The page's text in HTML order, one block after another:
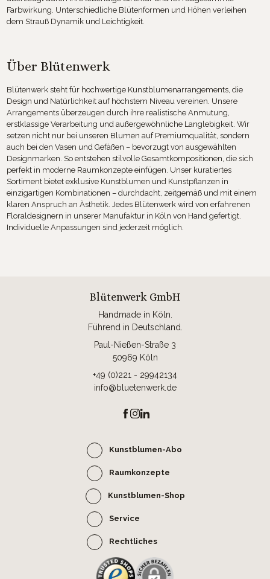
Farbwirkung. Unterschiedliche Blütenformen und Höhen verleihen
dem Strauß Dynamik und Leichtigkeit.
Über Blütenwerk
Blütenwerk steht für hochwertige Kunstblumenarrangements, die
Design und Natürlichkeit auf höchstem Niveau vereinen. Unsere
Arrangements überzeugen durch ihre realistische Anmutung,
erstklassige Verarbeitung und außergewöhnliche Langlebigkeit. Wir
setzen nicht nur bei unseren Blumen auf Premiumqualität, sondern
auch bei den Vasen und Gefäßen – bevorzugt von ausgewählten
Designmarken. So entstehen stilvolle Gesamtkompositionen, die sich
perfekt in moderne Raumkonzepte einfügen. Unser kuratiertes
Sortiment bietet exklusive Kunstblumen und Kunstpflanzen in
einzigartigen Kombinationen – durchdacht, zeitgemäß und mit einem
klaren Anspruch an Ästhetik. Jedes Blütenwerk wird von erfahrenen
Floraldesignern in unserer Manufaktur in Köln von Hand gefertigt.
Individuelle Anpassungen sind jederzeit möglich.
Blütenwerk GmbH
Handmade in Köln.
Führend in Deutschland.
Paul-Nießen-Straße 3
50969 Köln
+49 (0)221 - 29942134
info@bluetenwerk.de
Kunstblumen-Abo
Raumkonzepte
Kunstblumen-Shop
Service
Rechtliches